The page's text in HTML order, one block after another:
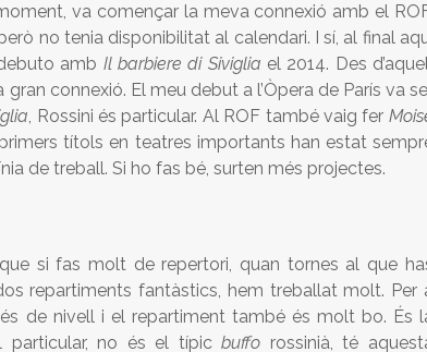
va començar la meva connexió amb el
no tenia disponibilitat al calendari. I sí, al final
amb Il barbiere di Siviglia el 2014. Des
connexió. El meu debut a l’Òpera de París va
, Rossini és particular. Al ROF també vaig fer
títols en teatres importants han estat
de treball. Si ho fas bé, surten més projectes.
si fas molt de repertori, quan tornes al que
repartiments fantàstics, hem treballat molt. Per
de nivell i el repartiment també és molt bo. És
particular, no és el típicbuffo rossinià, té